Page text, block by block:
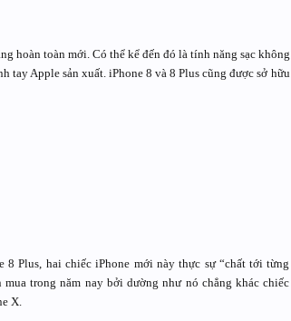
hoàn toàn mới. Có thể kể đến đó là tính năng sạc không
Apple sản xuất. iPhone 8 và 8 Plus cũng được sở hữu
Plus, hai chiếc iPhone mới này thực sự “chất tới từng
trong năm nay bởi dường như nó chẳng khác chiếc
X.